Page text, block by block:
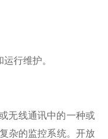
行维护。
无线通讯中的一种或
杂的监控系统。开放